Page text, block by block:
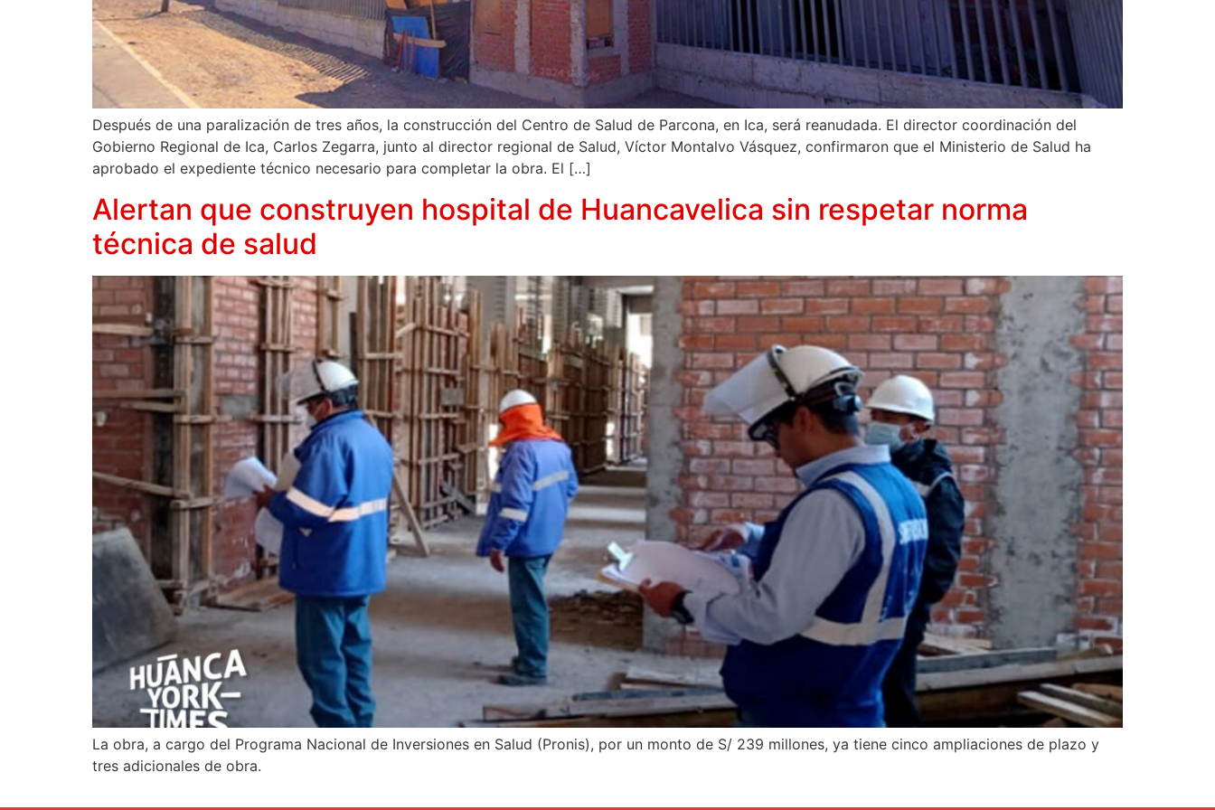
Después de una paralización de tres años, la construcción del Centro de Salud de Parcona, en Ica, será reanudada. El director coordinación del
Gobierno Regional de Ica, Carlos Zegarra, junto al director regional de Salud, Víctor Montalvo Vásquez, confirmaron que el Ministerio de Salud ha
aprobado el expediente técnico necesario para completar la obra. El […]
Alertan que construyen hospital de Huancavelica sin respetar norma
técnica de salud
La obra, a cargo del Programa Nacional de Inversiones en Salud (Pronis), por un monto de S/ 239 millones, ya tiene cinco ampliaciones de plazo y
tres adicionales de obra.